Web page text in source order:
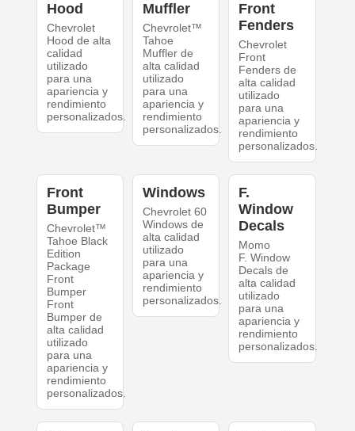
Hood
Chevrolet
Hood de alta
calidad
utilizado
para una
apariencia y
rendimiento
personalizados.
Muffler
Chevrolet™
Tahoe
Muffler de
alta calidad
utilizado
para una
apariencia y
rendimiento
personalizados.
Front
Fenders
Chevrolet
Front
Fenders de
alta calidad
utilizado
para una
apariencia y
rendimiento
personalizados.
Front
Bumper
Chevrolet™
Tahoe Black
Edition
Package
Front
Bumper
Front
Bumper de
alta calidad
utilizado
para una
apariencia y
rendimiento
personalizados.
Windows
Chevrolet 60
Windows de
alta calidad
utilizado
para una
apariencia y
rendimiento
personalizados.
F.
Window
Decals
Momo
F. Window
Decals de
alta calidad
utilizado
para una
apariencia y
rendimiento
personalizados.